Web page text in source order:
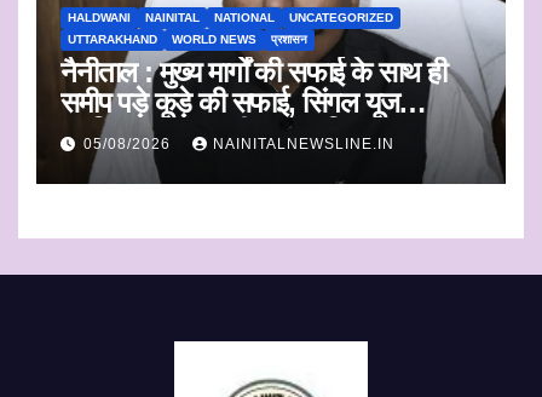
HALDWANI NAINITAL NATIONAL
UNCATEGORIZED
UTTARAKHAND
WORLD NEWS प्रशासन
नैनीताल : मुख्य मार्गों की सफाई के साथ ही
समीप पड़े कूड़े की सफाई, सिंगल यूज
प्लास्टिक का एकत्रीकरण व किया जाएगा
निस्तारण
05/08/2026 NAINITALNEWSLINE.IN